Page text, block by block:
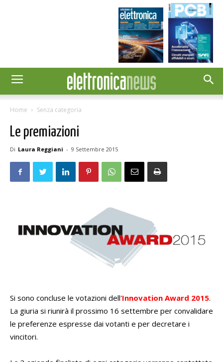
Home Senza categoria
Le premiazioni
Di Laura Reggiani - 9 Settembre 2015
Si sono concluse le votazioni dell'Innovation Award 2015.
La giuria si riunirà il prossimo 16 settembre per convalidare
le preferenze espresse dai votanti e per decretare i
vincitori.